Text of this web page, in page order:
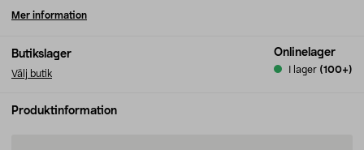
Butikslager
Välj butik
Onlinelager
I lager (100+)
Mer information
Produktinformation